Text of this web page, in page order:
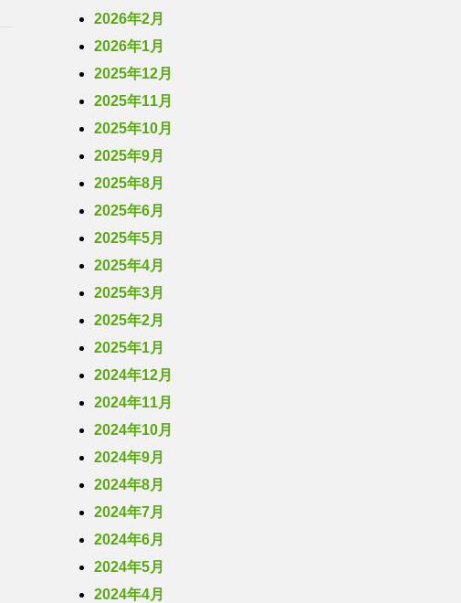
2026年2月
2026年1月
2025年12月
2025年11月
2025年10月
2025年9月
2025年8月
2025年6月
2025年5月
2025年4月
2025年3月
2025年2月
2025年1月
2024年12月
2024年11月
2024年10月
2024年9月
2024年8月
2024年7月
2024年6月
2024年5月
2024年4月